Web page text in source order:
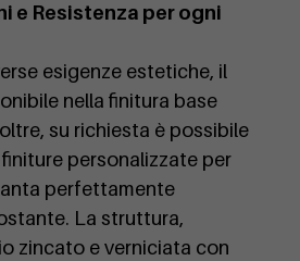
e Resistenza per ogni
esigenze estetiche, il
nella finitura base
su richiesta è possibile
personalizzate per
perfettamente
La struttura,
zincato e verniciata con